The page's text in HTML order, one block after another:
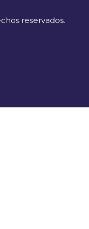
reservados.